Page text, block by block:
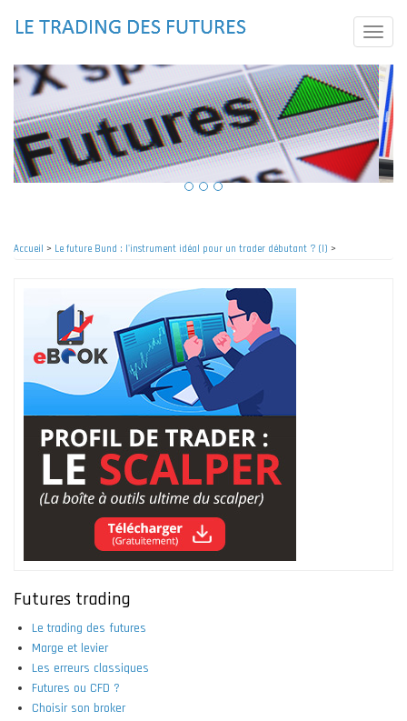
principal
Toggle
Accueil > Le future Bund : l'instrument idéal pour un trader débutant ? (I) >
Futures trading
Le trading des futures
Marge et levier
Les erreurs classiques
Futures ou CFD ?
Choisir son broker